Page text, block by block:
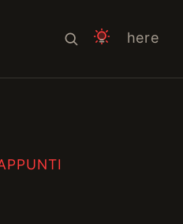
here